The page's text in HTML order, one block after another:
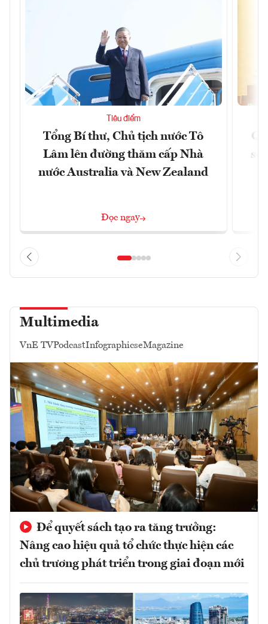
Tiêu điểm
Tổng Bí thư, Chủ tịch nước Tô
Lâm lên đường thăm cấp Nhà
nước Australia và New Zealand
Đọc ngay
Multimedia
VnE TVPodcastInfographicseMagazine
Để quyết sách tạo ra tăng trưởng:
Nâng cao hiệu quả tổ chức thực hiện các
chủ trương phát triển trong giai đoạn mới